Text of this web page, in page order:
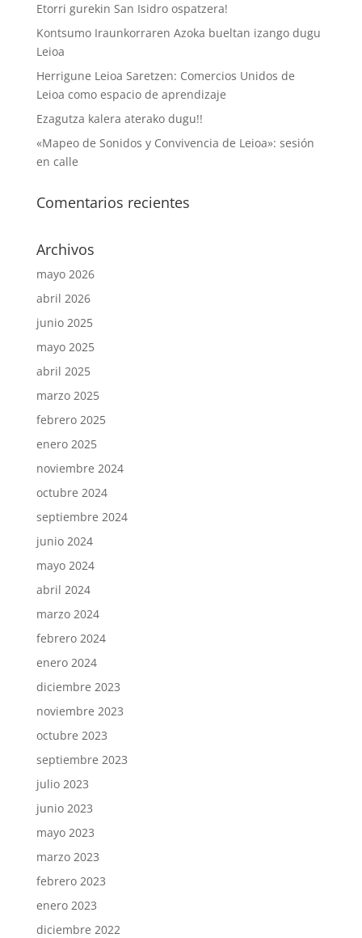
Etorri gurekin San Isidro ospatzera!
Kontsumo Iraunkorraren Azoka bueltan izango dugu
Leioa
Herrigune Leioa Saretzen: Comercios Unidos de
Leioa como espacio de aprendizaje
Ezagutza kalera aterako dugu!!
«Mapeo de Sonidos y Convivencia de Leioa»: sesión
en calle
Comentarios recientes
Archivos
mayo 2026
abril 2026
junio 2025
mayo 2025
abril 2025
marzo 2025
febrero 2025
enero 2025
noviembre 2024
octubre 2024
septiembre 2024
junio 2024
mayo 2024
abril 2024
marzo 2024
febrero 2024
enero 2024
diciembre 2023
noviembre 2023
octubre 2023
septiembre 2023
julio 2023
junio 2023
mayo 2023
marzo 2023
febrero 2023
enero 2023
diciembre 2022